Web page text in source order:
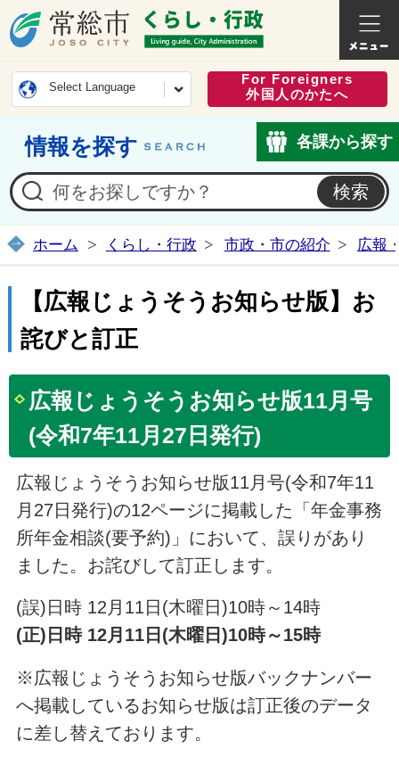
常総市公式ホームページ
くらし
Select Language
For Foreigners
外国人のかたへ
情報を探す 各課から探す
ホーム くらし・行政 市政・市の紹介 広報
【広報じょうそうお知らせ版】お
詫びと訂正
広報じょうそうお知らせ版11月号
(令和7年11月27日発行)
広報じょうそうお知らせ版11月号(令和7年11
月27日発行)の12ページに掲載した「年金事務
所年金相談(要予約)」において、誤りがあり
ました。お詫びして訂正します。
(誤)日時 12月11日(木曜日)10時～14時
(正)日時 12月11日(木曜日)10時～15時
※広報じょうそうお知らせ版バックナンバー
へ掲載しているお知らせ版は訂正後のデータ
に差し替えております。